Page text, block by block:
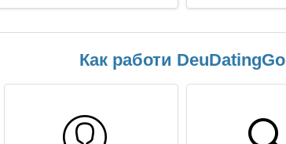
Как работи DeuDatingGo